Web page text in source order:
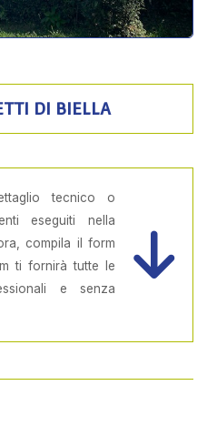
DI BIELLA
tecnico o
eseguiti nella
compila il form
ti fornirà tutte le
e senza